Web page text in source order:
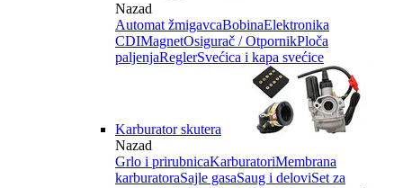
Nazad
Automat žmigavcaBobinaElektronika
CDIMagnetOsigurač / OtpornikPloča
paljenjaReglerSvećica i kapa svećice
Karburator skutera
Nazad
Grlo i prirubnicaKarburatoriMembrana
karburatoraSajle gasaSaug i deloviSet za